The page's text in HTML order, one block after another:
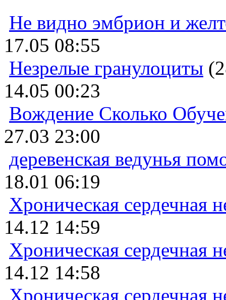
Не видно эмбрион и
17.05 08:55
Незрелые гранулоциты
14.05 00:23
Вождение Сколько
27.03 23:00
деревенская ведунья
18.01 06:19
Хроническая сердечная
14.12 14:59
Хроническая сердечная
14.12 14:58
Хроническая сердечная